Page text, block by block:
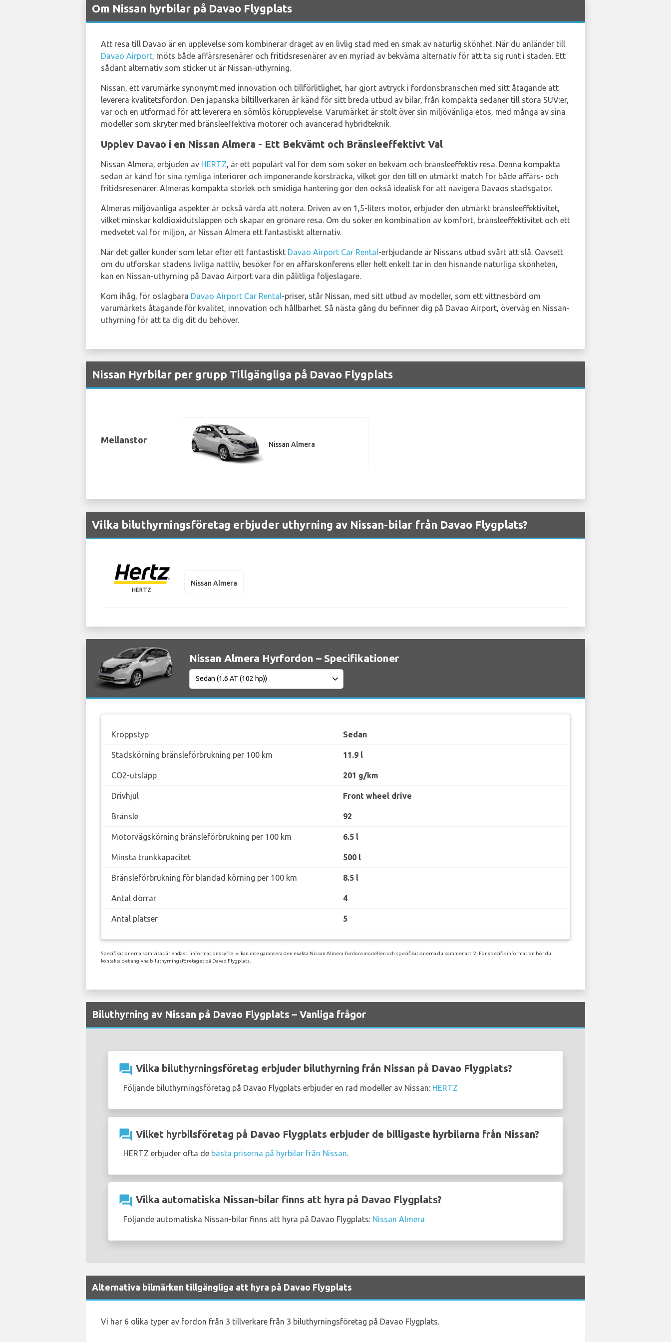
Om Nissan hyrbilar på Davao Flygplats
Att resa till Davao är en upplevelse som kombinerar draget av en livlig stad med en smak av naturlig skönhet. När du anländer till
Davao Airport, möts både affärsresenärer och fritidsresenärer av en myriad av bekväma alternativ för att ta sig runt i staden. Ett
sådant alternativ som sticker ut är Nissan-uthyrning.
Nissan, ett varumärke synonymt med innovation och tillförlitlighet, har gjort avtryck i fordonsbranschen med sitt åtagande att
leverera kvalitetsfordon. Den japanska biltillverkaren är känd för sitt breda utbud av bilar, från kompakta sedaner till stora SUV:er,
var och en utformad för att leverera en sömlös körupplevelse. Varumärket är stolt över sin miljövänliga etos, med många av sina
modeller som skryter med bränsleeffektiva motorer och avancerad hybridteknik.
Upplev Davao i en Nissan Almera - Ett Bekvämt och Bränsleeffektivt Val
Nissan Almera, erbjuden av HERTZ, är ett populärt val för dem som söker en bekväm och bränsleeffektiv resa. Denna kompakta
sedan är känd för sina rymliga interiörer och imponerande körsträcka, vilket gör den till en utmärkt match för både affärs- och
fritidsresenärer. Almeras kompakta storlek och smidiga hantering gör den också idealisk för att navigera Davaos stadsgator.
Almeras miljövänliga aspekter är också värda att notera. Driven av en 1,5-liters motor, erbjuder den utmärkt bränsleeffektivitet,
vilket minskar koldioxidutsläppen och skapar en grönare resa. Om du söker en kombination av komfort, bränsleeffektivitet och ett
medvetet val för miljön, är Nissan Almera ett fantastiskt alternativ.
När det gäller kunder som letar efter ett fantastiskt Davao Airport Car Rental-erbjudande är Nissans utbud svårt att slå. Oavsett
om du utforskar stadens livliga nattliv, besöker för en affärskonferens eller helt enkelt tar in den hisnande naturliga skönheten,
kan en Nissan-uthyrning på Davao Airport vara din pålitliga följeslagare.
Kom ihåg, för oslagbara Davao Airport Car Rental-priser, står Nissan, med sitt utbud av modeller, som ett vittnesbörd om
varumärkets åtagande för kvalitet, innovation och hållbarhet. Så nästa gång du befinner dig på Davao Airport, överväg en Nissan-
uthyrning för att ta dig dit du behöver.
Nissan Hyrbilar per grupp Tillgängliga på Davao Flygplats
Mellanstor Nissan Almera
Vilka biluthyrningsföretag erbjuder uthyrning av Nissan-bilar från Davao Flygplats?
HERTZ
Nissan Almera
Nissan Almera Hyrfordon – Specifikationer
Kroppstyp Sedan
Stadskörning bränsleförbrukning per 100 km 11.9 l
CO2-utsläpp 201 g/km
Drivhjul Front wheel drive
Bränsle 92
Motorvägskörning bränsleförbrukning per 100 km 6.5 l
Minsta trunkkapacitet 500 l
Bränsleförbrukning för blandad körning per 100 km 8.5 l
Antal dörrar 4
Antal platser 5
Specifikationerna som visas är endast i informationssyfte, vi kan inte garantera den exakta Nissan Almera-fordonsmodellen och specifikationerna du kommer att få. För specifik information bör du
kontakta det angivna biluthyrningsföretaget på Davao Flygplats.
Biluthyrning av Nissan på Davao Flygplats – Vanliga frågor
question_answer Vilka biluthyrningsföretag erbjuder biluthyrning från Nissan på Davao Flygplats?
Följande biluthyrningsföretag på Davao Flygplats erbjuder en rad modeller av Nissan: HERTZ
question_answer Vilket hyrbilsföretag på Davao Flygplats erbjuder de billigaste hyrbilarna från Nissan?
HERTZ erbjuder ofta de bästa priserna på hyrbilar från Nissan.
question_answer Vilka automatiska Nissan-bilar finns att hyra på Davao Flygplats?
Följande automatiska Nissan-bilar finns att hyra på Davao Flygplats: Nissan Almera
Alternativa bilmärken tillgängliga att hyra på Davao Flygplats
Vi har 6 olika typer av fordon från 3 tillverkare från 3 biluthyrningsföretag på Davao Flygplats.